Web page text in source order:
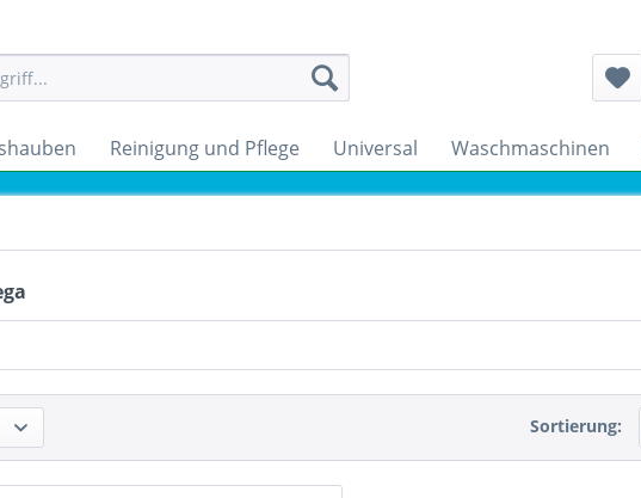
Reinigung und Pflege Universal Waschmaschinen
Sortierung: